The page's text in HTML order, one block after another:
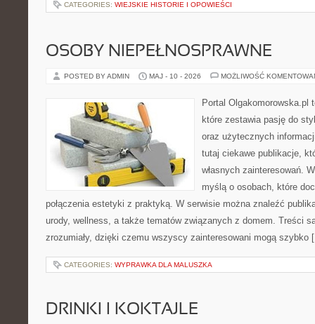
CATEGORIES: WIEJSKIE HISTORIE I OPOWIEŚCI
OSOBY NIEPEŁNOSPRAWNE
POSTED BY ADMIN MAJ - 10 - 2026 MOŻLIWOŚĆ
Portal Olgakomorowska.pl
które zestawia pasję do
oraz użytecznych
tutaj ciekawe publikacje,
własnych zainteresowań.
myślą o osobach, które
połączenia estetyki z praktyką. W serwisie można znaleźć
urody, wellness, a także tematów związanych z domem. Treści
zrozumiały, dzięki czemu wszyscy zainteresowani mogą szybko
CATEGORIES: WYPRAWKA DLA MALUSZKA
DRINKI I KOKTAJLE